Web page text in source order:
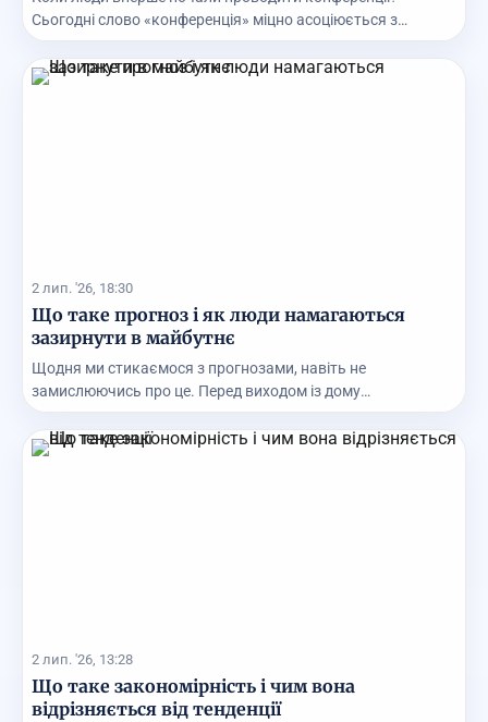
Сьогодні слово «конференція» міцно асоціюється з
2 лип. '26, 18:30
Що таке прогноз і як люди намагаються
зазирнути в майбутнє
Щодня ми стикаємося з прогнозами, навіть не
замислюючись про це. Перед виходом із дому
2 лип. '26, 13:28
Що таке закономірність і чим вона
відрізняється від тенденції